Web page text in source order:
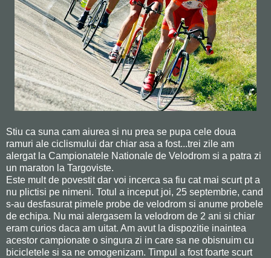
Stiu ca suna cam aiurea si nu prea se pupa cele doua
ramuri ale ciclismului dar chiar asa a fost...trei zile am
alergat la Campionatele Nationale de Velodrom si a patra zi
un maraton la Targoviste.
Este mult de povestit dar voi incerca sa fiu cat mai scurt pt a
nu plictisi pe nimeni. Totul a inceput joi, 25 septembrie, cand
s-au desfasurat pimele probe de velodrom si anume probele
de echipa. Nu mai alergasem la velodrom de 2 ani si chiar
eram curios daca am uitat. Am avut la dispozitie inaintea
acestor campionate o singura zi in care sa ne obisnuim cu
bicicletele si sa ne omogenizam. Timpul a fost foarte scurt